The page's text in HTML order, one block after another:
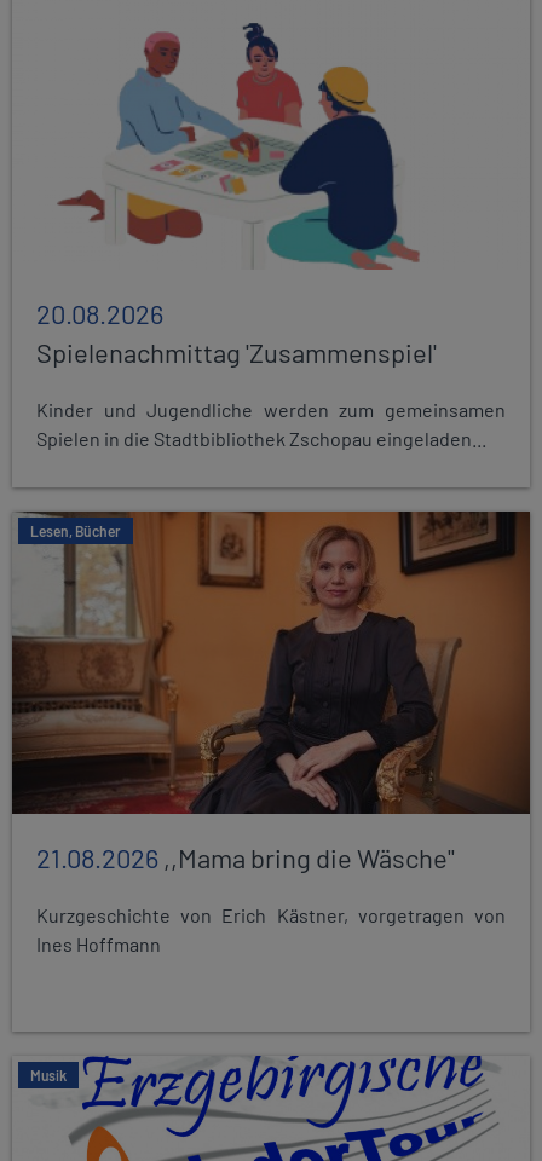
20.08.2026
Spielenachmittag 'Zusammenspiel'
Kinder und Jugendliche werden zum gemeinsamen
Spielen in die Stadtbibliothek Zschopau eingeladen...
Lesen, Bücher
21.08.2026 ,,Mama bring die Wäsche"
Kurzgeschichte von Erich Kästner, vorgetragen von
Ines Hoffmann
Musik